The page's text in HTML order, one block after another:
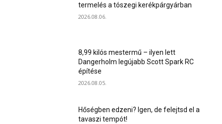
termelés a tószegi kerékpárgyárban
2026.08.06.
8,99 kilós mestermű – ilyen lett
Dangerholm legújabb Scott Spark RC
építése
2026.08.05.
Hőségben edzeni? Igen, de felejtsd el a
tavaszi tempót!